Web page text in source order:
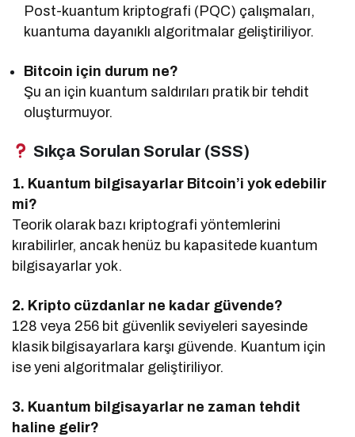
Post-kuantum kriptografi (PQC) çalışmaları,
kuantuma dayanıklı algoritmalar geliştiriliyor.
Bitcoin için durum ne?
Şu an için kuantum saldırıları pratik bir tehdit
oluşturmuyor.
Sıkça Sorulan Sorular (SSS)
1. Kuantum bilgisayarlar Bitcoin’i yok edebilir
mi?
Teorik olarak bazı kriptografi yöntemlerini
kırabilirler, ancak henüz bu kapasitede kuantum
bilgisayarlar yok.
2. Kripto cüzdanlar ne kadar güvende?
128 veya 256 bit güvenlik seviyeleri sayesinde
klasik bilgisayarlara karşı güvende. Kuantum için
ise yeni algoritmalar geliştiriliyor.
3. Kuantum bilgisayarlar ne zaman tehdit
haline gelir?